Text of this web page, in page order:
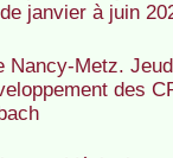
janvier à juin
Nancy-Metz.
des